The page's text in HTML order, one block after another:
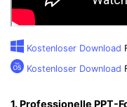
Kostenloser Download
Kostenloser Download
1. Professionelle PPT-